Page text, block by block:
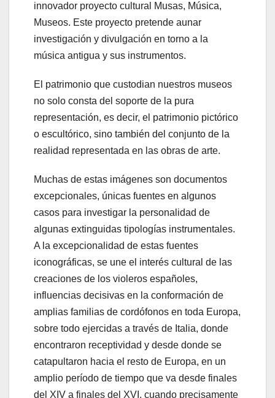
innovador proyecto cultural Musas, Música,
Museos. Este proyecto pretende aunar
investigación y divulgación en torno a la
música antigua y sus instrumentos.
El patrimonio que custodian nuestros museos
no solo consta del soporte de la pura
representación, es decir, el patrimonio pictórico
o escultórico, sino también del conjunto de la
realidad representada en las obras de arte.
Muchas de estas imágenes son documentos
excepcionales, únicas fuentes en algunos
casos para investigar la personalidad de
algunas extinguidas tipologías instrumentales.
A la excepcionalidad de estas fuentes
iconográficas, se une el interés cultural de las
creaciones de los violeros españoles,
influencias decisivas en la conformación de
amplias familias de cordófonos en toda Europa,
sobre todo ejercidas a través de Italia, donde
encontraron receptividad y desde donde se
catapultaron hacia el resto de Europa, en un
amplio período de tiempo que va desde finales
del XIV a finales del XVI, cuando precisamente